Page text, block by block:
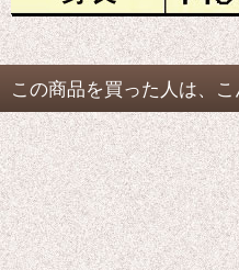
この商品を買った人は、